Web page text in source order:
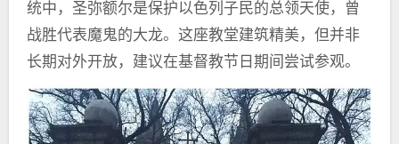
统中，圣弥额尔是保护以色列子民的总领天使，曾
战胜代表魔鬼的大龙。这座教堂建筑精美，但并非
长期对外开放，建议在基督教节日期间尝试参观。